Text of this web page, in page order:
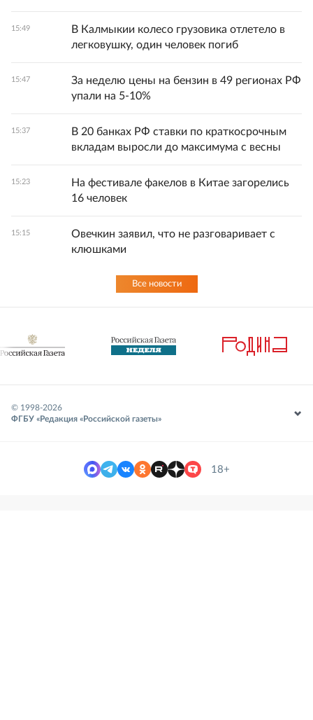
15:49
В Калмыкии колесо грузовика отлетело в
легковушку, один человек погиб
15:47
За неделю цены на бензин в 49 регионах РФ
упали на 5-10%
15:37
В 20 банках РФ ставки по краткосрочным
вкладам выросли до максимума с весны
15:23
На фестивале факелов в Китае загорелись
16 человек
15:15
Овечкин заявил, что не разговаривает с
клюшками
Все новости
© 1998-2026
ФГБУ «Редакция «Российской газеты»
18+